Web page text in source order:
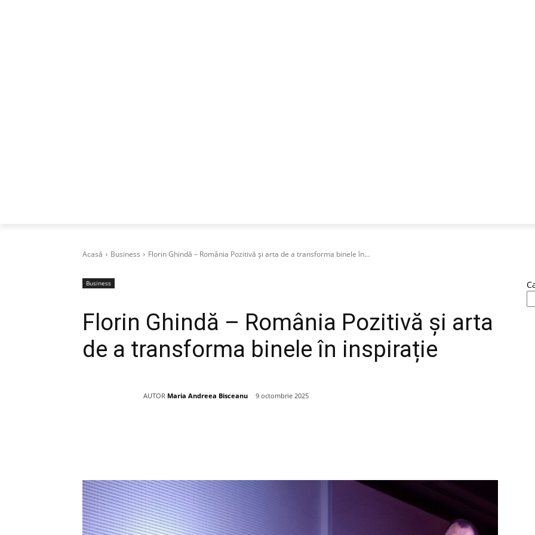
Acasă Business Florin Ghindă – România Pozitivă și arta de a transforma binele în...
Business
Florin Ghindă – România Pozitivă și arta
de a transforma binele în inspirație
AUTOR Maria Andreea Bisceanu 9 octombrie 2025